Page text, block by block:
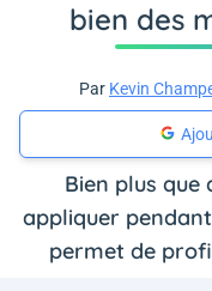
bien des
Par Kevin
Bien plus que
appliquer
permet de